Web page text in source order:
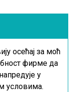
осећај за моћ
фирме да
у
условима.